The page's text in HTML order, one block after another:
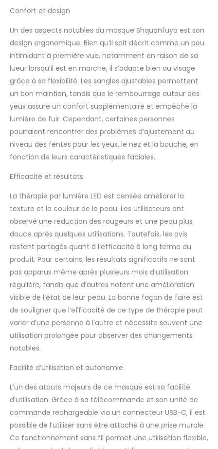
Il est léger, confortable
à porter, et ne causera
pas de pression ni de
5. Nous nous
engageons à fournir
aux clients la meilleure
expérience d'achat.
Pour vous fournir un
remboursement de 60
jours et une garantie
gratuite de 365 jours, si
vous avez des
questions, n'hésitez
Confort et design
Un des aspects notables du masque Shquanfuya est son
design ergonomique. Bien qu’il soit décrit comme un peu
intimidant à première vue, notamment en raison de sa
lueur lorsqu’il est en marche, il s’adapte bien au visage
grâce à sa flexibilité. Les sangles ajustables permettent
un bon maintien, tandis que le rembourrage autour des
yeux assure un confort supplémentaire et empêche la
lumière de fuir. Cependant, certaines personnes
pourraient rencontrer des problèmes d’ajustement au
niveau des fentes pour les yeux, le nez et la bouche, en
fonction de leurs caractéristiques faciales.
Efficacité et résultats
La thérapie par lumière LED est censée améliorer la
texture et la couleur de la peau. Les utilisateurs ont
observé une réduction des rougeurs et une peau plus
douce après quelques utilisations. Toutefois, les avis
restent partagés quant à l’efficacité à long terme du
produit. Pour certains, les résultats significatifs ne sont
pas apparus même après plusieurs mois d’utilisation
régulière, tandis que d’autres notent une amélioration
visible de l’état de leur peau. La bonne façon de faire est
de souligner que l’efficacité de ce type de thérapie peut
varier d’une personne à l’autre et nécessite souvent une
utilisation prolongée pour observer des changements
notables.
Facilité d’utilisation et autonomie
L’un des atouts majeurs de ce masque est sa facilité
d’utilisation. Grâce à sa télécommande et son unité de
commande rechargeable via un connecteur USB-C, il est
possible de l’utiliser sans être attaché à une prise murale.
Ce fonctionnement sans fil permet une utilisation flexible,